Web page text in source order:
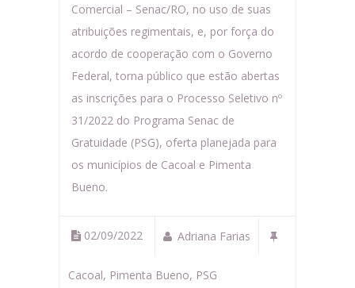
Comercial – Senac/RO, no uso de suas
atribuições regimentais, e, por força do
acordo de cooperação com o Governo
Federal, torna público que estão abertas
as inscrições para o Processo Seletivo nº
31/2022 do Programa Senac de
Gratuidade (PSG), oferta planejada para
os municípios de Cacoal e Pimenta
Bueno.
02/09/2022 Adriana Farias
Cacoal, Pimenta Bueno, PSG